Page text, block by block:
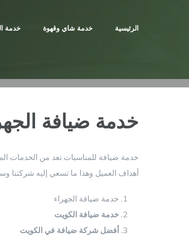
الرئيسية خدمة شاي وقهوة خدمة
خدمة ضيافة الجهراء | 98955060 |
خدمة ضيافة للمناسبات تعد من الخدمات
أهداف العميل وهذا ما تسعي إليه
خدمة ضيافة الجهراء
خدمة ضيافة الكويت
أفضل شركة ضيافة في الكويت